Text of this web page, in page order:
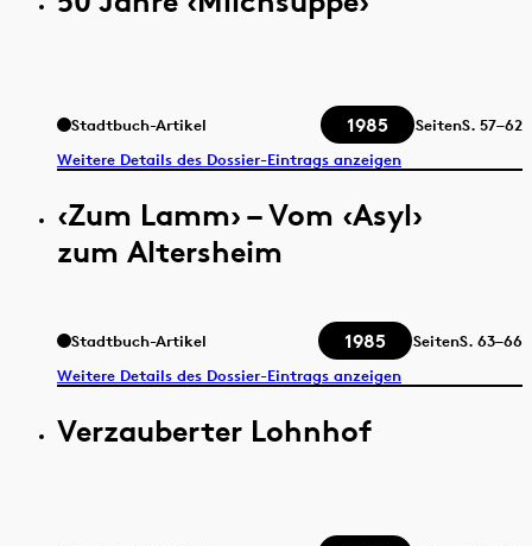
Stadtbuch-Artikel 1985 SeitenS. 57–62
Weitere Details des Dossier-Eintrags anzeigen
‹Zum Lamm› – Vom ‹Asyl›
zum Altersheim
Stadtbuch-Artikel 1985 SeitenS. 63–66
Weitere Details des Dossier-Eintrags anzeigen
Verzauberter Lohnhof